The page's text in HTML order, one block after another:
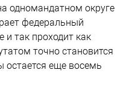
одномандатном округе
федеральный
так проходит как
точно становится
остается еще восемь